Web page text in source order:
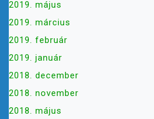
2019. május
2019. március
2019. február
2019. január
2018. december
2018. november
2018. május